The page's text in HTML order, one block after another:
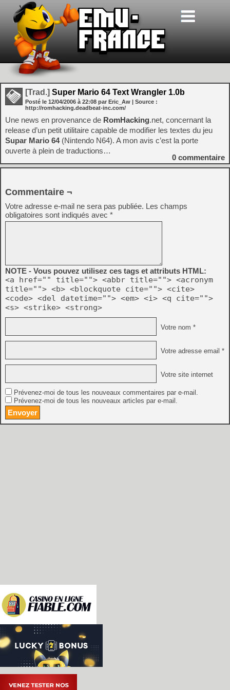
[Trad.] Super Mario 64 Text Wrangler 1.0b
Posté le 12/04/2006 à 22:08 par Eric_Aw | Source :
http://romhacking.deadbeat-inc.com/
Une news en provenance de RomHacking.net, concernant la
release d’un petit utilitaire capable de modifier les textes du jeu
Supar Mario 64 (Nintendo N64). A mon avis c’est la porte
ouverte à plein de traductions…
0 commentaire
Commentaire ¬
Votre adresse e-mail ne sera pas publiée. Les champs
obligatoires sont indiqués avec *
NOTE - Vous pouvez utilisez ces tags et attributs HTML:
<a href="" title=""> <abbr title=""> <acronym
title=""> <b> <blockquote cite=""> <cite>
<code> <del datetime=""> <em> <i> <q cite="">
<s> <strike> <strong>
Votre nom *
Votre adresse email *
Votre site internet
Prévenez-moi de tous les nouveaux commentaires par e-mail.
Prévenez-moi de tous les nouveaux articles par e-mail.